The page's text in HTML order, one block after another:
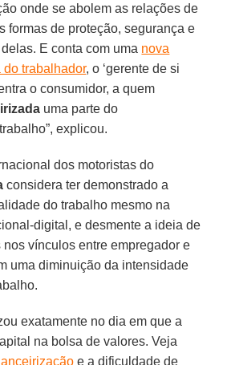
onde se abolem as relações de
formas de proteção, segurança e
E conta com uma nova
do trabalhador, o ‘gerente de si
o consumidor, a quem
uma parte do
explicou.
dos motoristas do
considera ter demonstrado a
do trabalho mesmo na
digital, e desmente a ideia de
vínculos entre empregador e
uma diminuição da intensidade
exatamente no dia em que a
na bolsa de valores. Veja
e a dificuldade de